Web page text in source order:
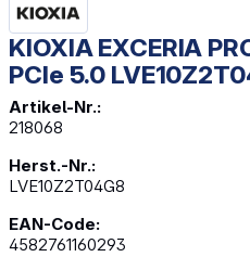
KIOXIA EXCERIA
PCIe 5.0
Artikel-Nr.:
218068
Herst.-Nr.:
LVE10Z2T04G8
EAN-Code:
4582761160293